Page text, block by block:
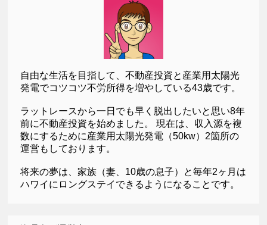
自由な生活を目指して、不動産投資と産業用太陽光
発電でコツコツ不労所得を増やしている43歳です。
ラットレースから一日でも早く脱出したいと思い8年
前に不動産投資を始めました。 現在は、収入源を複
数にするために産業用太陽光発電（50kw）2箇所の
運営もしております。
将来の夢は、家族（妻、10歳の息子）と毎年2ヶ月は
ハワイにロングステイできるようになることです。